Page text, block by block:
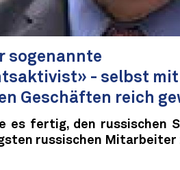
sogenannte
- selbst mit
Geschäften reich
es fertig, den russischen
russischen Mitarbeiter